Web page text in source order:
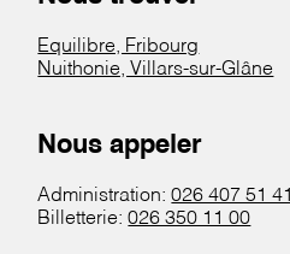
Equilibre, Fribourg
Nuithonie, Villars-sur-Glâne
Nous appeler
Administration:026 407 51 41
Billetterie:026 350 11 00